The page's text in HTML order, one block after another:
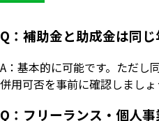
Q：補助金と助成金は同
A：基本的に可能です。ただし
併用可否を事前に確認しましょ
Q：フリーランス・個人